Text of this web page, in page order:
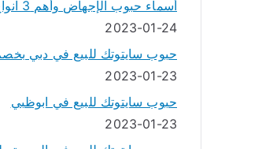
أسماء حبوب الإجهاض وأهم 3 انواع فعالة
2023-01-24
حبوب سايتوتك للبيع في دبي بخصم
2023-01-23
حبوب سايتوتك للبيع في ابوظبي
2023-01-23